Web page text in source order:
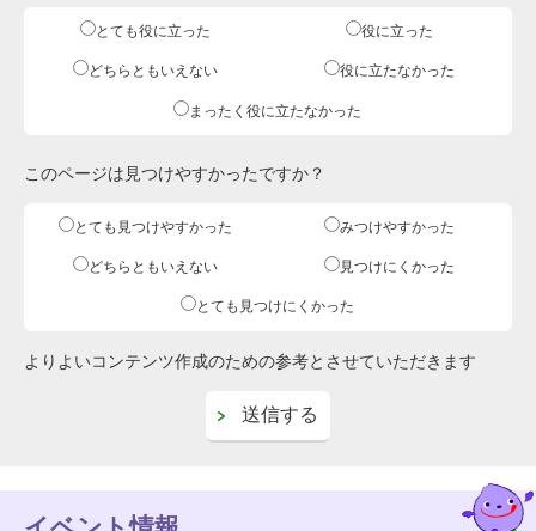
とても役に立った 役に立った
どちらともいえない 役に立たなかった
まったく役に立たなかった
このページは見つけやすかったですか？
とても見つけやすかった みつけやすかった
どちらともいえない 見つけにくかった
とても見つけにくかった
よりよいコンテンツ作成のための参考とさせていただきます